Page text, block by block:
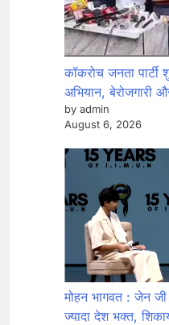
कॉकरोच जनता पार्टी
अभियान, बेरोजगारी
by admin
August 6, 2026
मोहन भागवत : जेन जी
ज्यादा देश भक्त,